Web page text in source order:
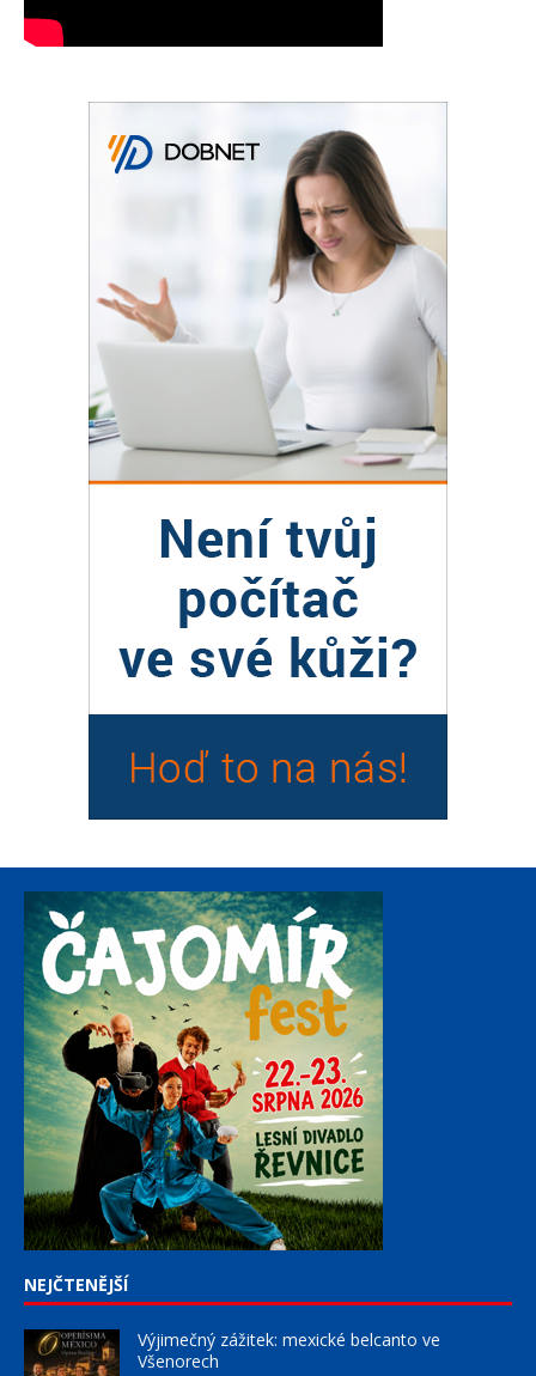
NEJČTENĚJŠÍ
Výjimečný zážitek: mexické belcanto ve
Všenorech